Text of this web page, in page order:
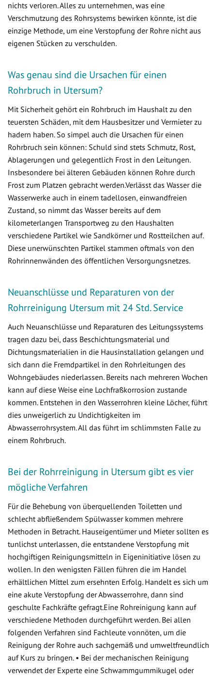
nichts verloren. Alles zu unternehmen, was eine
Verschmutzung des Rohrsystems bewirken könnte, ist die
einzige Methode, um eine Verstopfung der Rohre nicht aus
eigenen Stücken zu verschulden.
Was genau sind die Ursachen für einen
Rohrbruch in Utersum?
Mit Sicherheit gehört ein Rohrbruch im Haushalt zu den
teuersten Schäden, mit dem Hausbesitzer und Vermieter zu
hadern haben. So simpel auch die Ursachen für einen
Rohrbruch sein können: Schuld sind stets Schmutz, Rost,
Ablagerungen und gelegentlich Frost in den Leitungen.
Insbesondere bei älteren Gebäuden können Rohre durch
Frost zum Platzen gebracht werden.Verlässt das Wasser die
Wasserwerke auch in einem tadellosen, einwandfreien
Zustand, so nimmt das Wasser bereits auf dem
kilometerlangen Transportweg zu den Haushalten
verschiedene Partikel wie Sandkörner und Rostteilchen auf.
Diese unerwünschten Partikel stammen oftmals von den
Rohrinnenwänden des öffentlichen Versorgungsnetzes.
Neuanschlüsse und Reparaturen von der
Rohrreinigung Utersum mit 24 Std. Service
Auch Neuanschlüsse und Reparaturen des Leitungssystems
tragen dazu bei, dass Beschichtungsmaterial und
Dichtungsmaterialien in die Hausinstallation gelangen und
sich dann die Fremdpartikel in den Rohrleitungen des
Wohngebäudes niederlassen. Bereits nach mehreren Wochen
kann auf diese Weise eine Lochfraßkorrosion zustande
kommen. Entstehen in den Wasserrohren kleine Löcher, führt
dies unweigerlich zu Undichtigkeiten im
Abwasserrohrsystem. All das führt im schlimmsten Falle zu
einem Rohrbruch.
Bei der Rohrreinigung in Utersum gibt es vier
mögliche Verfahren
Für die Behebung von überquellenden Toiletten und
schlecht abfließendem Spülwasser kommen mehrere
Methoden in Betracht. Hauseigentümer und Mieter sollten es
tunlichst unterlassen, die entstandene Verstopfung mit
hochgiftigen Reinigungsmitteln in Eigeninitiative lösen zu
wollen. In den wenigsten Fällen führen die im Handel
erhältlichen Mittel zum ersehnten Erfolg. Handelt es sich um
eine akute Verstopfung der Abwasserrohre, dann sind
geschulte Fachkräfte gefragt.Eine Rohreinigung kann auf
verschiedene Methoden durchgeführt werden. Bei allen
folgenden Verfahren sind Fachleute vonnöten, um die
Reinigung der Rohre auch sachgemäß und umweltfreundlich
auf Kurs zu bringen. • Bei der mechanischen Reinigung
verwendet der Experte eine Schwammgummikugel oder